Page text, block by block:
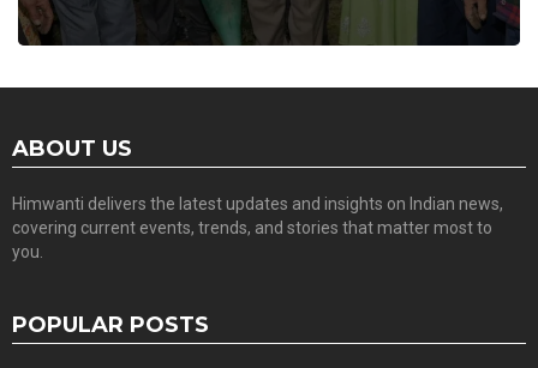
ABOUT US
Himwanti delivers the latest updates and insights on Indian news,
covering current events, trends, and stories that matter most to
you.
POPULAR POSTS